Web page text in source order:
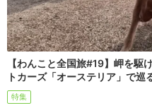
【わんこと全国旅#19】岬を駆
トカーズ「オーステリア」で
特集